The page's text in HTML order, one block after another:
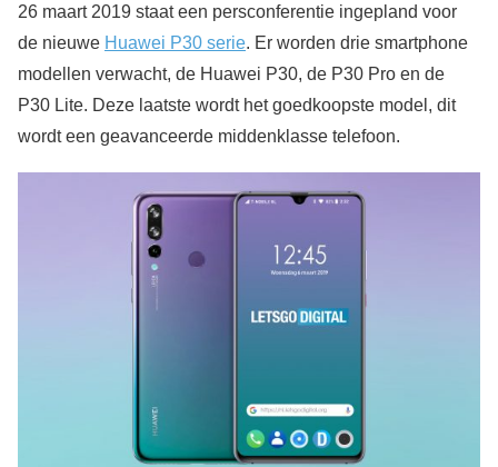
26 maart 2019 staat een persconferentie ingepland voor
de nieuwe Huawei P30 serie. Er worden drie smartphone
modellen verwacht, de Huawei P30, de P30 Pro en de
P30 Lite. Deze laatste wordt het goedkoopste model, dit
wordt een geavanceerde middenklasse telefoon.